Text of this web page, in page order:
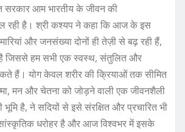
सरकार आम भारतीय के जीवन की
रही है। श्री कश्यप ने कहा कि आज के इस
और जनसंख्या दोनों ही तेज़ी से बढ़ रही हैं,
है जिससे हम सभी एक स्वस्थ, संतुलित और
हैं। योग केवल शरीर की क्रियाओं तक सीमित
मन और चेतना को जोड़ने वाली एक जीवनशैली
भूमि है, ने सदियों से इसे संरक्षित और प्रचारित भी
धरोहर है और आज विश्वभर में इसके